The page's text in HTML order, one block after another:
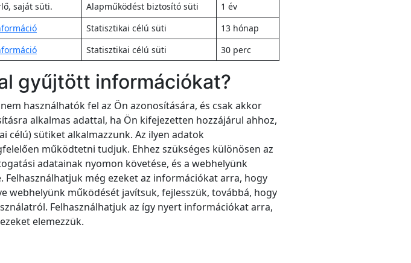
saját süti. Alapműködést biztosító süti
1 év
Statisztikai célú süti
13 hónap
Statisztikai célú süti 30 perc
gyűjtött információkat?
használhatók fel az Ön azonosítására, és csak akkor
alkalmas adattal, ha Ön kifejezetten hozzájárul ahhoz,
célú) sütiket alkalmazzunk. Az ilyen adatok
működtetni tudjuk. Ehhez szükséges különösen az
adatainak nyomon követése, és a webhelyünk
Felhasználhatjuk még ezeket az információkat arra, hogy
webhelyünk működését javítsuk, fejlesszük, továbbá, hogy
Felhasználhatjuk az így nyert információkat arra,
elemezzük.